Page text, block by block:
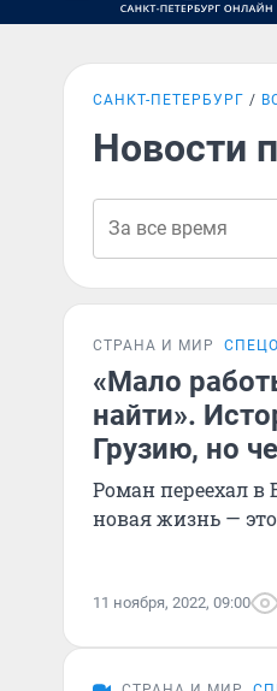
САНКТ-ПЕТЕРБУРГ
Новости
СТРАНА И МИР
«Мало
найти».
Грузию, но
Роман переехал в
новая жизнь —
11 ноября, 2022, 09:00